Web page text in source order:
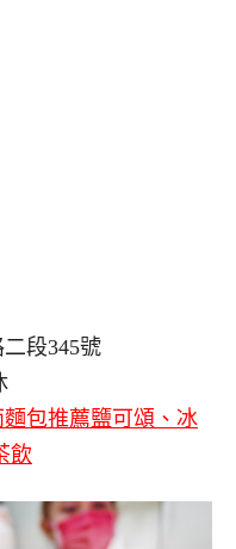
段345號
麵包推薦鹽可頌、冰
飲